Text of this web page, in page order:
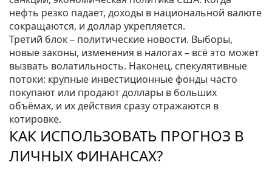
нефть резко падает, доходы в национальной валюте
сокращаются, и доллар укрепляется.
Третий блок – политические новости. Выборы,
новые законы, изменения в налогах – всё это может
вызвать волатильность. Наконец, спекулятивные
потоки: крупные инвестиционные фонды часто
покупают или продают доллары в больших
объёмах, и их действия сразу отражаются в
котировке.
КАК ИСПОЛЬЗОВАТЬ ПРОГНОЗ В
ЛИЧНЫХ ФИНАНСАХ?